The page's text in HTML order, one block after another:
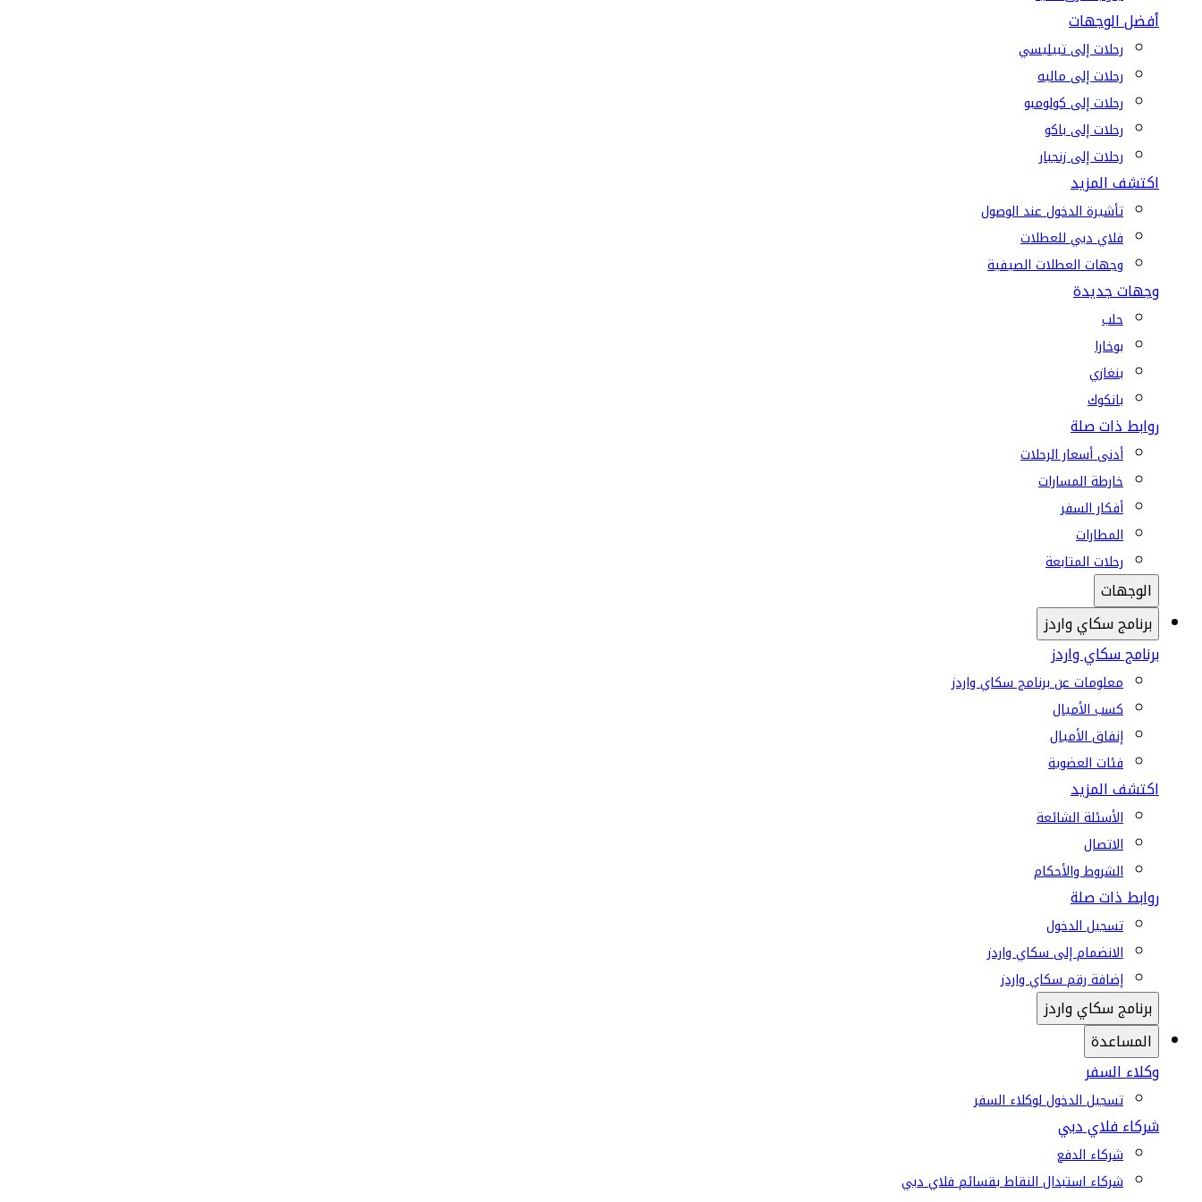
أفضل الوجهات
رحلات إلى تبيليسي
رحلات إلى ماليه
رحلات إلى كولومبو
رحلات إلى باكو
رحلات إلى زنجبار
اكتشف المزيد
تأشيرة الدخول عند الوصول
فلاي دبي للعطلات
وجهات العطلات الصيفية
وجهات جديدة
حلب
بوخارا
بنغازي
بانكوك
روابط ذات صلة
أدنى أسعار الرحلات
خارطة المسارات
أفكار السفر
المطارات
رحلات المتابعة
الوجهات
برنامج سكاي واردز
برنامج سكاي واردز
معلومات عن برنامج سكاي واردز
كسب الأميال
إنفاق الأميال
فئات العضوية
اكتشف المزيد
الأسئلة الشائعة
الاتصال
الشروط والأحكام
روابط ذات صلة
تسجيل الدخول
الانضمام إلى سكاي واردز
إضافة رقم سكاي واردز
برنامج سكاي واردز
المساعدة
وكلاء السفر
تسجيل الدخول لوكلاء السفر
شركاء فلاي دبي
شركاء الدفع
شركاء استبدال النقاط بقسائم فلاي دبي